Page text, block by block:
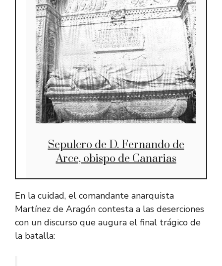
Sepulcro de D. Fernando de
Arce, obispo de Canarias
En la cuidad, el comandante anarquista
Martínez de Aragón contesta a las deserciones
con un discurso que augura el final trágico de
la batalla: